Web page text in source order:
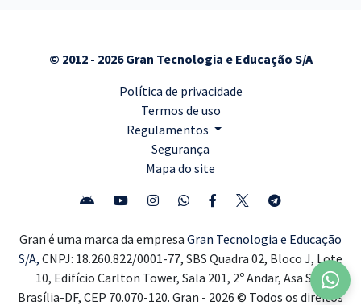
© 2012 - 2026 Gran Tecnologia e Educação S/A
Política de privacidade
Termos de uso
Regulamentos
Segurança
Mapa do site
Gran é uma marca da empresa Gran Tecnologia e Educação
S/A, CNPJ: 18.260.822/0001-77, SBS Quadra 02, Bloco J, Lote
10, Edifício Carlton Tower, Sala 201, 2º Andar, Asa Sul,
Brasília-DF, CEP 70.070-120. Gran - 2026 © Todos os direitos